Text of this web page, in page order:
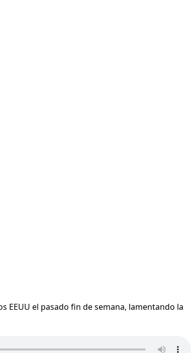
EEUU el pasado fin de semana, lamentando la